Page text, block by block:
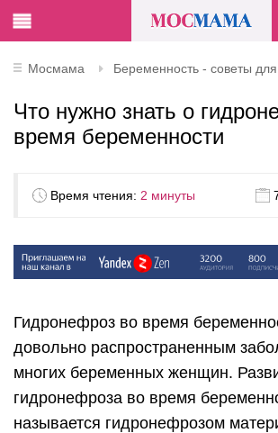
Мосмама Беременность - советы
Что нужно знать о
время беременности
Время чтения: 2 минуты
Гидронефроз во время
довольно распространенным
многих беременных женщин.
гидронефроза во время
называется гидронефрозом